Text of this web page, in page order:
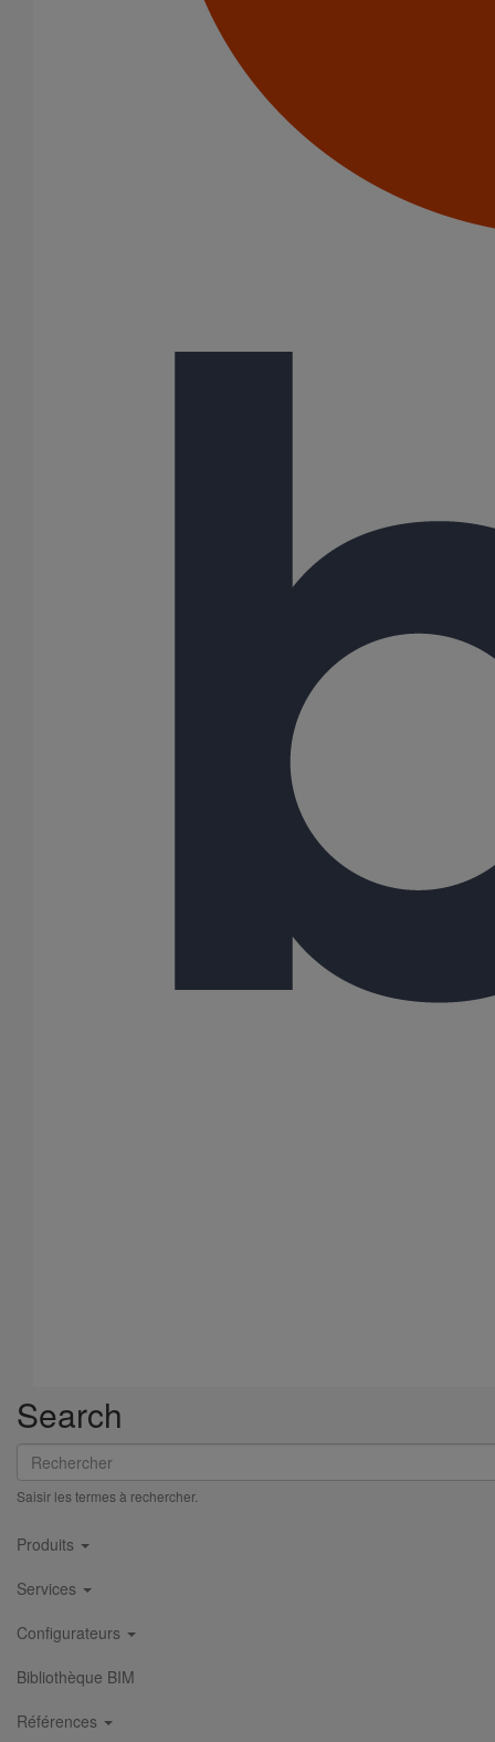
Search
Rechercher
Saisir les termes à rechercher.
Main
navigation
Produits
Services
Configurateurs
Bibliothèque BIM
Références
Pièce de liaison avec les autres matériaux SMU S DN100
sur Pièce de liaison avec les autres matériaux
sur Amortisseur acoustique PAM' Acoustic
Bouchon simple SMU S DN50
En savoir plus